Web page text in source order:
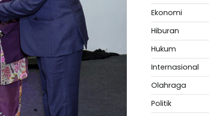
Ekonomi
Hiburan
Hukum
Internasional
Olahraga
Politik